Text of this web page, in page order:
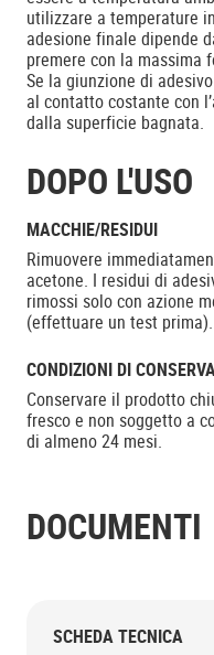
utilizzare a temperature
adesione finale dipende
premere con la massima
Se la giunzione di
al contatto costante con
dalla superficie bagnata.
DOPO L'USO
MACCHIE/RESIDUI
Rimuovere
acetone. I residui di
rimossi solo con azione
(effettuare un test prima).
CONDIZIONI DI
Conservare il prodotto
fresco e non soggetto a
di almeno 24 mesi.
DOCUMENTI
SCHEDA TECNICA